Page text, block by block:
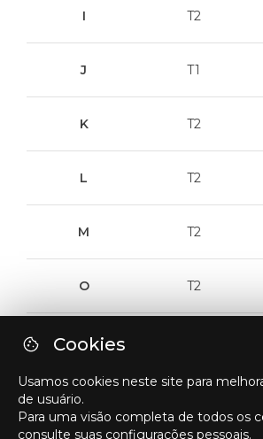
I T2
J T1
K T2
L T2
M T2
O T2
P
Q T2
Cookies
Usamos cookies neste site para
de usuário.
Para uma visão completa de todos os
consulte suas configurações pessoais.